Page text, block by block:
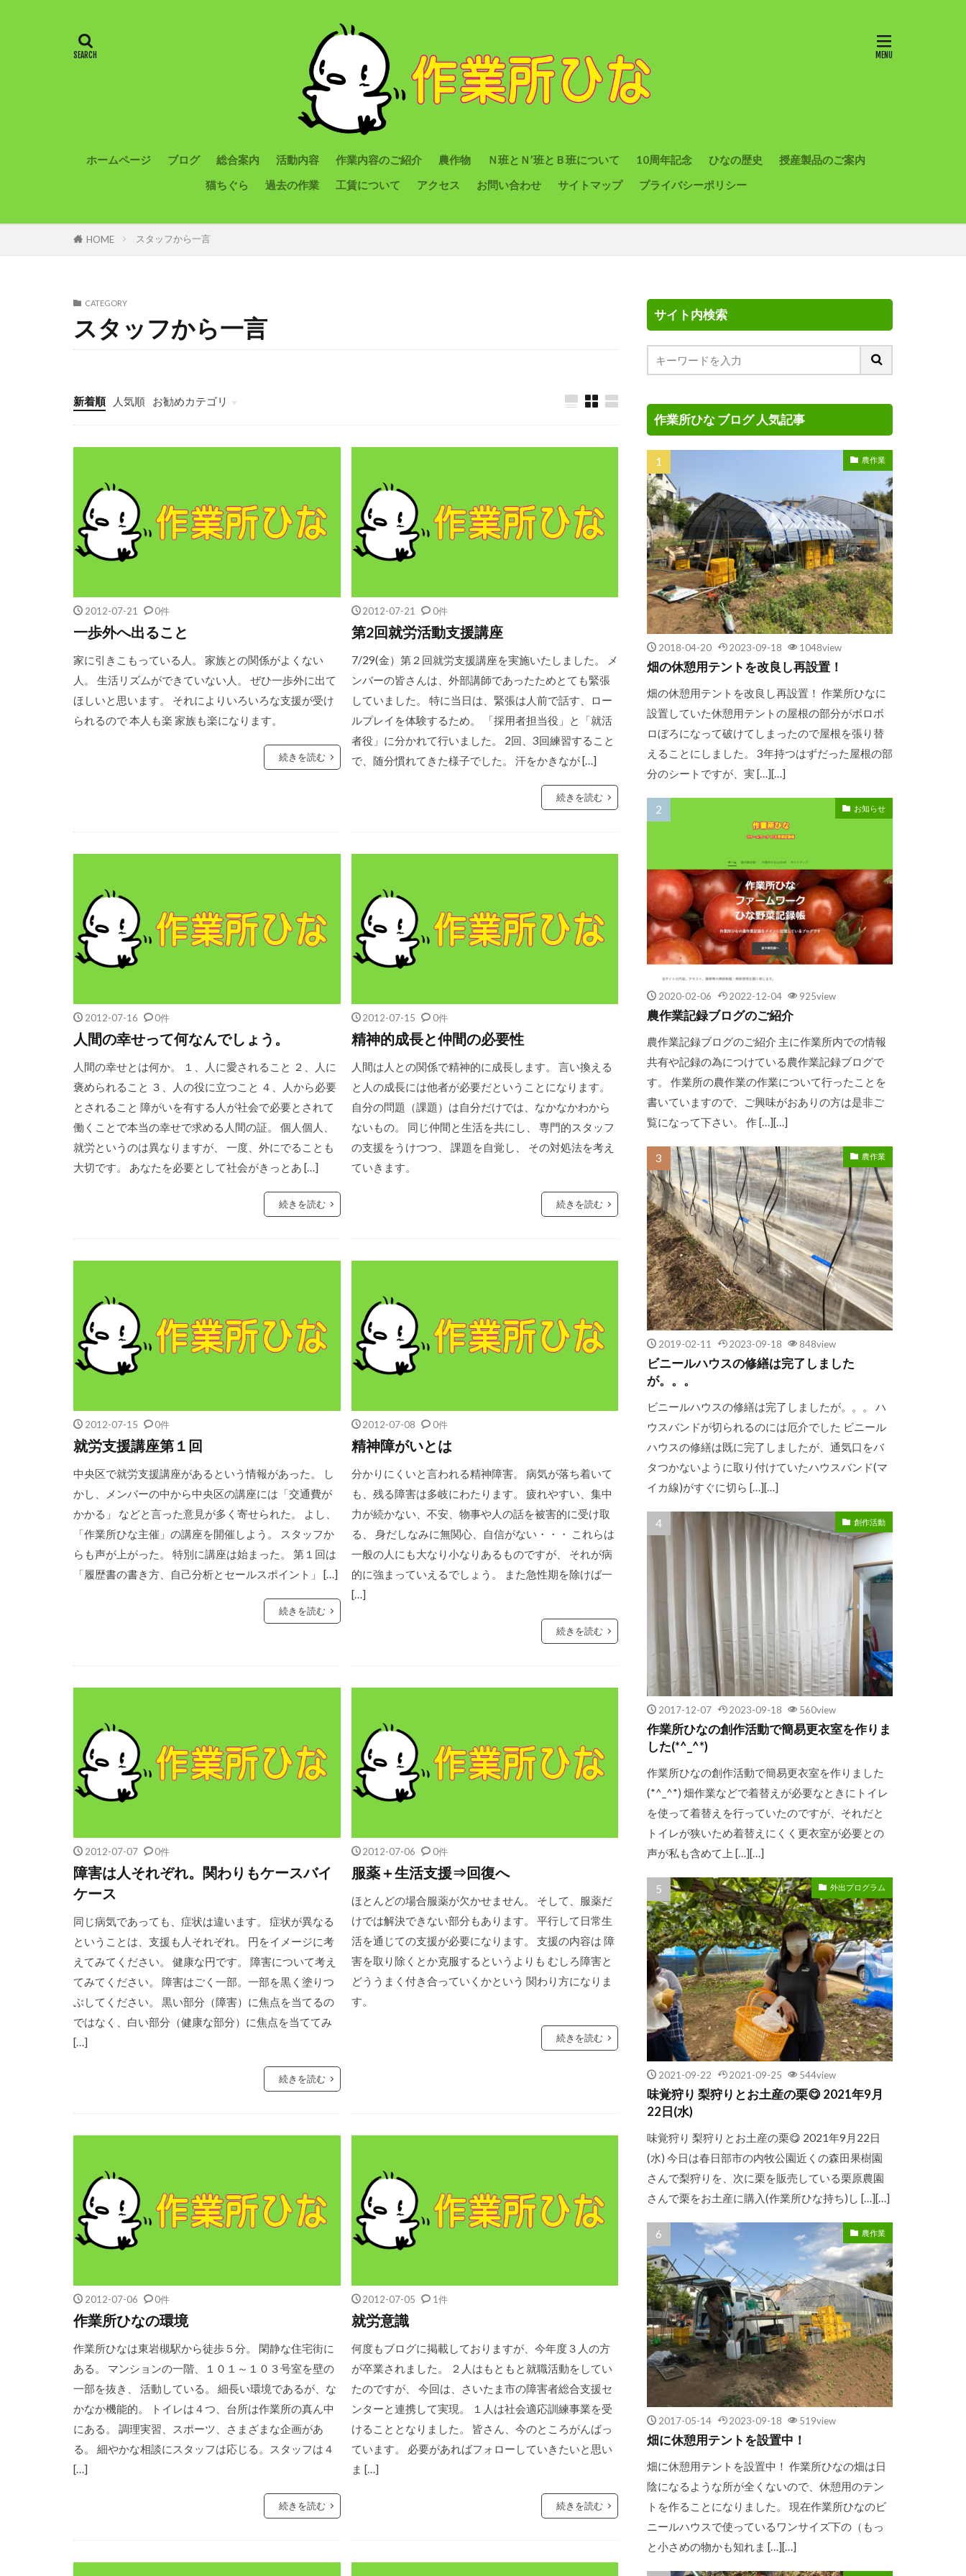
ホームページ ブログ 総合案内 活動内容 作業内容のご紹介 農作物 Ｎ班とＮ’班とＢ班について 10周年記念 ひなの歴史
授産製品のご案内
猫ちぐら
過去の作業 工賃について アクセス お問い合わせ サイトマップ プライバシーポリシー
HOME スタッフから一言
CATEGORY
スタッフから一言
新着順 人気順
お勧めカテゴリ
旅行
農作業
創作活動
外出プログラム
2012-07-21 0件
一歩外へ出ること
家に引きこもっている人。 家族との関係がよくない
人。 生活リズムができていない人。 ぜひ一歩外に出て
ほしいと思います。 それによりいろいろな支援が受け
られるので 本人も楽 家族も楽になります。
続きを読む
2012-07-21 0件
第2回就労活動支援講座
7/29(金）第２回就労支援講座を実施いたしました。 メ
ンバーの皆さんは、外部講師であったためとても緊張
していました。 特に当日は、緊張は人前で話す、ロー
ルプレイを体験するため。 「採用者担当役」と「就活
者役」に分かれて行いました。 2回、3回練習すること
で、随分慣れてきた様子でした。 汗をかきなが […]
続きを読む
2012-07-16 0件
人間の幸せって何なんでしょう。
人間の幸せとは何か。 １、人に愛されること ２、人に
褒められること ３、人の役に立つこと ４、人から必要
とされること 障がいを有する人が社会で必要とされて
働くことで本当の幸せで求める人間の証。 個人個人、
就労というのは異なりますが、 一度、外にでることも
大切です。 あなたを必要として社会がきっとあ […]
続きを読む
2012-07-15 0件
精神的成長と仲間の必要性
人間は人との関係で精神的に成長します。 言い換える
と人の成長には他者が必要だということになります。
自分の問題（課題）は自分だけでは、なかなかわから
ないもの。 同じ仲間と生活を共にし、 専門的スタッフ
の支援をうけつつ、 課題を自覚し、 その対処法を考え
ていきます。
続きを読む
2012-07-15 0件
就労支援講座第１回
中央区で就労支援講座があるという情報があった。 し
かし、メンバーの中から中央区の講座には「交通費が
かかる」 などと言った意見が多く寄せられた。 よし、
「作業所ひな主催」の講座を開催しよう。 スタッフか
らも声が上がった。 特別に講座は始まった。 第１回は
「履歴書の書き方、自己分析とセールスポイント」 […]
続きを読む
2012-07-08 0件
精神障がいとは
分かりにくいと言われる精神障害。 病気が落ち着いて
も、残る障害は多岐にわたります。 疲れやすい、集中
力が続かない、不安、物事や人の話を被害的に受け取
る、 身だしなみに無関心、自信がない・・・ これらは
一般の人にも大なり小なりあるものですが、 それが病
的に強まっていえるでしょう。 また急性期を除けば一
[…]
続きを読む
2012-07-07 0件
障害は人それぞれ。関わりもケースバイ
ケース
同じ病気であっても、症状は違います。 症状が異なる
ということは、支援も人それぞれ。 円をイメージに考
えてみてください。 健康な円です。 障害について考え
てみてください。 障害はごく一部。一部を黒く塗りつ
ぶしてください。 黒い部分（障害）に焦点を当てるの
ではなく、白い部分（健康な部分）に焦点を当ててみ
[…]
続きを読む
2012-07-06 0件
服薬＋生活支援⇒回復へ
ほとんどの場合服薬が欠かせません。 そして、服薬だ
けでは解決できない部分もあります。 平行して日常生
活を通じての支援が必要になります。 支援の内容は 障
害を取り除くとか克服するというよりも むしろ障害と
どううまく付き合っていくかという 関わり方になりま
す。
続きを読む
2012-07-06 0件
作業所ひなの環境
作業所ひなは東岩槻駅から徒歩５分。 閑静な住宅街に
ある。 マンションの一階、１０１～１０３号室を壁の
一部を抜き、 活動している。 細長い環境であるが、な
かなか機能的。 トイレは４つ、台所は作業所の真ん中
にある。 調理実習、スポーツ、さまざまな企画があ
る。 細やかな相談にスタッフは応じる。スタッフは４
[…]
続きを読む
2012-07-05 1件
就労意識
何度もブログに掲載しておりますが、今年度３人の方
が卒業されました。 ２人はもともと就職活動をしてい
たのですが、 今回は、さいたま市の障害者総合支援セ
ンターと連携して実現。 １人は社会適応訓練事業を受
けることとなりました。 皆さん、今のところがんばっ
ています。 必要があればフォローしていきたいと思い
ま […]
続きを読む
サイト内検索
作業所ひな ブログ 人気記事
農作業
2018-04-20 2023-09-18 1048view
畑の休憩用テントを改良し再設置！
畑の休憩用テントを改良し再設置！ 作業所ひなに
設置していた休憩用テントの屋根の部分がボロボ
ロぼろになって破けてしまったので屋根を張り替
えることにしました。 3年持つはずだった屋根の部
分のシートですが、実 […][…]
お知らせ
2020-02-06 2022-12-04 925view
農作業記録ブログのご紹介
農作業記録ブログのご紹介 主に作業所内での情報
共有や記録の為につけている農作業記録ブログで
す。 作業所の農作業の作業について行ったことを
書いていますので、ご興味がおありの方は是非ご
覧になって下さい。 作 […][…]
農作業
2019-02-11 2023-09-18 848view
ビニールハウスの修繕は完了しました
が。。。
ビニールハウスの修繕は完了しましたが。。。 ハ
ウスバンドが切られるのには厄介でした ビニール
ハウスの修繕は既に完了しましたが、通気口をバ
タつかないように取り付けていたハウスバンド(マ
イカ線)がすぐに切ら […][…]
創作活動
2017-12-07 2023-09-18 560view
作業所ひなの創作活動で簡易更衣室を作りま
した(*^_^*)
作業所ひなの創作活動で簡易更衣室を作りました
(*^_^*) 畑作業などで着替えが必要なときにトイレ
を使って着替えを行っていたのですが、それだと
トイレが狭いため着替えにくく更衣室が必要との
声が私も含めて上 […][…]
外出プログラム
2021-09-22 2021-09-25 544view
味覚狩り 梨狩りとお土産の栗😋 2021年9月
22日(水)
味覚狩り 梨狩りとお土産の栗😋 2021年9月22日
(水) 今日は春日部市の内牧公園近くの森田果樹園
さんで梨狩りを、次に栗を販売している栗原農園
さんで栗をお土産に購入(作業所ひな持ち)し […][…]
農作業
2017-05-14 2023-09-18 519view
畑に休憩用テントを設置中！
畑に休憩用テントを設置中！ 作業所ひなの畑は日
陰になるような所が全くないので、休憩用のテン
トを作ることになりました。 現在作業所ひなのビ
ニールハウスで使っているワンサイズ下の（もっ
と小さめの物かも知れま […][…]